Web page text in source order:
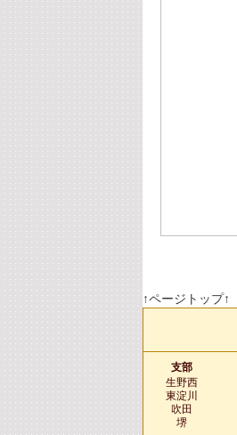
↑ページトップ↑
支部
生野西
東淀川
吹田
堺